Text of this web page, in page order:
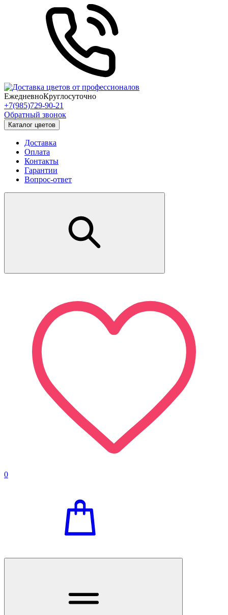
ЕжедневноКруглосуточно
+7(985)729-90-21
Обратный звонок
Каталог цветов
Доставка
Оплата
Контакты
Гарантии
Вопрос-ответ
0